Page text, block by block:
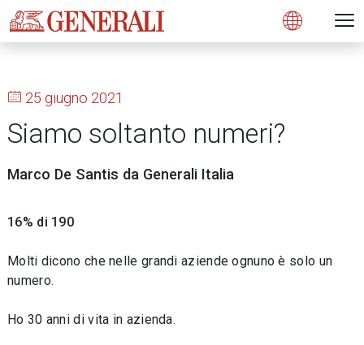
Open
25 giugno 2021
Siamo soltanto numeri?
Marco De Santis da Generali Italia
16% di 190
Molti dicono che nelle grandi aziende ognuno è solo un
numero.
Ho 30 anni di vita in azienda.